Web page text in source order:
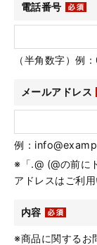
電話番号
（半角数字）例
メールアドレス
例：
※「.@ (@の前に
アドレスはご利
内容
※商品に関するお